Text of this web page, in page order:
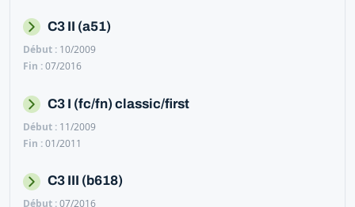
C3 II (a51)
10/2009
07/2016
C3 I (fc/fn) classic/first
11/2009
01/2011
C3 III (b618)
07/2016